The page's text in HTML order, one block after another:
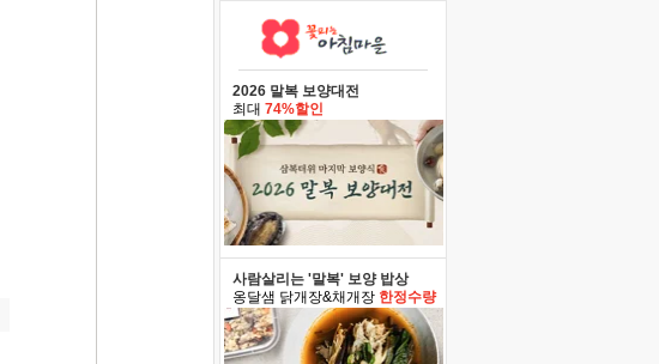
2026 말복 보양대전
최대 74%할인
사람살리는 '말복' 보양 밥상
옹달샘 닭개장&채개장 한정수량